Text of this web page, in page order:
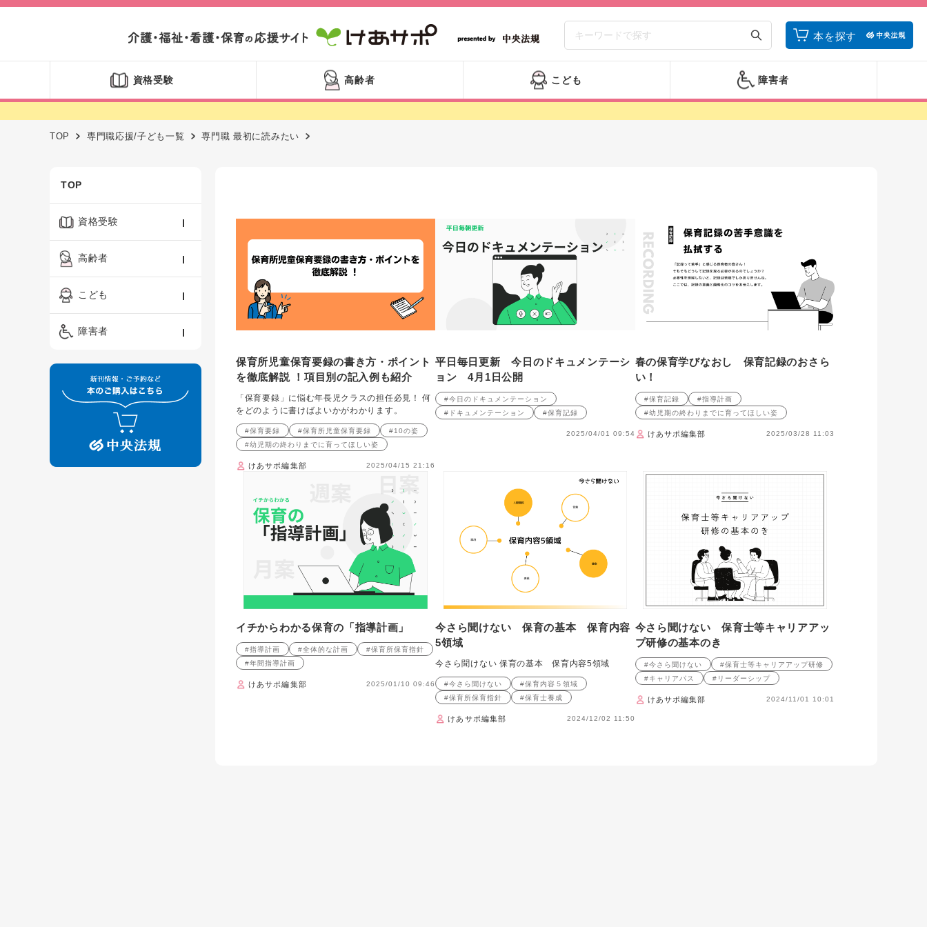
本を探す
資格受験 高齢者 こども 障害者
TOP 専門職応援/子ども一覧 専門職 最初に読みたい
TOP
資格受験
ケアマネジャー
精神保健福祉士
保育士
高齢者
認知症ケア・介護技術
ーシャルワーク
看護
制度
こども
保育・教育／発達障害
障害者
障害者支援・福祉
保育所児童保育要録の書き方・ポイント
を徹底解説 ！項目別の記入例も紹介
「保育要録」に悩む年長児クラスの担任必見！ 何
をどのように書けばよいかがわかります。
#保育要録 #保育所児童保育要録
#10の姿
#幼児期の終わりまでに育ってほしい姿
けあサポ編集部 2025/04/15 21:16
平日毎日更新 今日のドキュメンテーシ
ョン 4月1日公開
#今日のドキュメンテーション
#ドキュメンテーション
#保育記録
2025/04/01 09:54
春の保育学びなおし 保育記録のおさら
い！
#保育記録
#指導計画
#幼児期の終わりまでに育ってほしい姿
けあサポ編集部 2025/03/28 11:03
イチからわかる保育の「指導計画」
#指導計画 #全体的な計画
#保育所保育指針
#年間指導計画
けあサポ編集部 2025/01/10 09:46
今さら聞けない 保育の基本 保育内容
5領域
今さら聞けない 保育の基本 保育内容5領域
#今さら聞けない
#保育内容５領域
#保育所保育指針
#保育士養成
けあサポ編集部 2024/12/02 11:50
今さら聞けない 保育士等キャリアアッ
プ研修の基本のき
#今さら聞けない
#保育士等キャリアアップ研修
#キャリアパス
#リーダーシップ
けあサポ編集部 2024/11/01 10:01